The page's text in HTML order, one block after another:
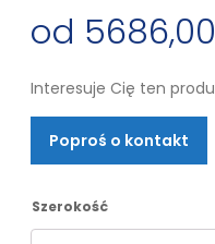
5686,00
Zakres
cen:
od
5686,00 zł
Interesuje Cię ten
Poproś o kontakt
Szerokość